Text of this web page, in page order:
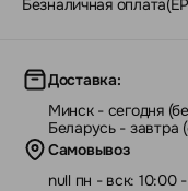
Безналичная
Доставка:
Минск - сегодня
Беларусь - завтра
Самовывоз
null пн - вск: 10:00